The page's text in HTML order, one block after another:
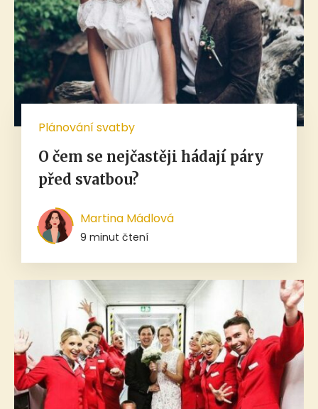
Plánování svatby
O čem se nejčastěji hádají páry
před svatbou?
Martina Mádlová
9 minut čtení